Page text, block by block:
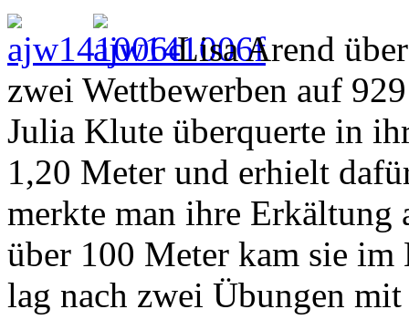
Lisa Arend
zwei Wettbewerben auf
Julia Klute überquerte in
1,20 Meter und erhielt
merkte man ihre Erkältung
über 100 Meter kam sie
lag nach zwei Übungen